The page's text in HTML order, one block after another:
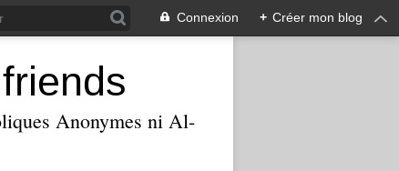
Connexion + Créer mon blog
Anonymes ni Al-